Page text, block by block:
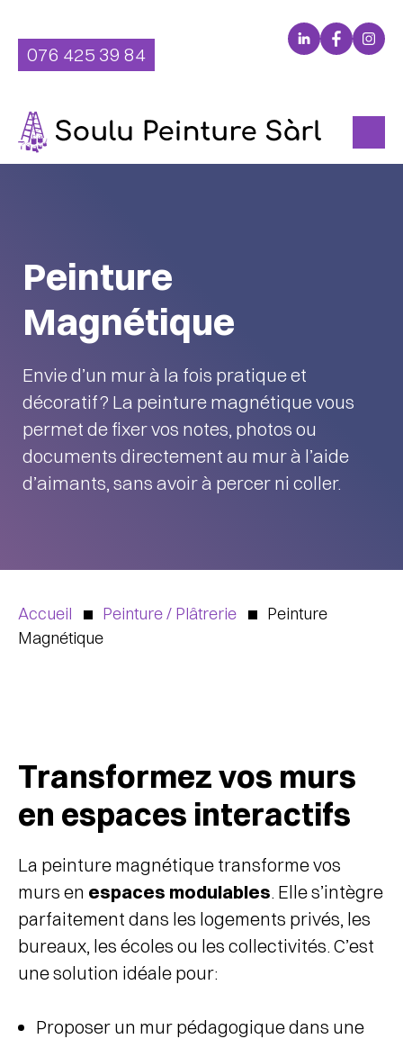
au
contenu
076 425 39 84
LinkedIn
Peinture
Magnétique
Envie d’un mur à la fois pratique et
décoratif ? La peinture magnétique vous
permet de fixer vos notes, photos ou
documents directement au mur à l’aide
d’aimants, sans avoir à percer ni coller.
Accueil Peinture / Plâtrerie
Peinture
Magnétique
Transformez vos murs
en espaces interactifs
La peinture magnétique transforme vos
murs en espaces modulables. Elle s’intègre
parfaitement dans les logements privés, les
bureaux, les écoles ou les collectivités. C’est
une solution idéale pour:
Proposer un mur pédagogique dans une